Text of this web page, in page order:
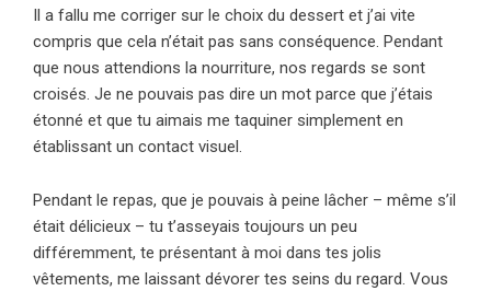
Il a fallu me corriger sur le choix du dessert et j’ai vite
compris que cela n’était pas sans conséquence. Pendant
que nous attendions la nourriture, nos regards se sont
croisés. Je ne pouvais pas dire un mot parce que j’étais
étonné et que tu aimais me taquiner simplement en
établissant un contact visuel.
Pendant le repas, que je pouvais à peine lâcher – même s’il
était délicieux – tu t’asseyais toujours un peu
différemment, te présentant à moi dans tes jolis
vêtements, me laissant dévorer tes seins du regard. Vous